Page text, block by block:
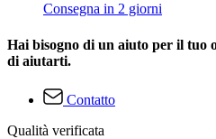
Consegna in 2 giorni
Hai bisogno di un aiuto per il tuo
di aiutarti.
Contatto
Qualità verificata